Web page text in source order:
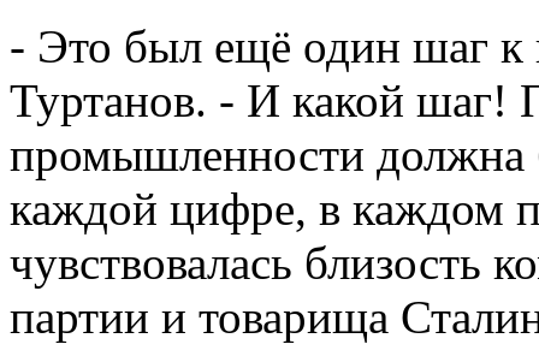
- Это был ещё один шаг к
Туртанов. - И какой шаг!
промышленности должна
каждой цифре, в каждом
чувствовалась близость
партии и товарища